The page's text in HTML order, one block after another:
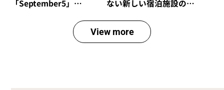
「September5」
Series”に新アイテムが登
場！ エシカルな輝きで
ない新しい宿泊施設のカ
熊野の最新型カプセルハ
ウス「ザ・グランスイー
View more